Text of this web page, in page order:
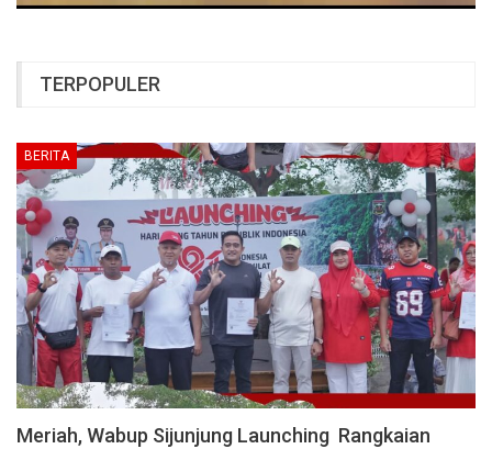
TERPOPULER
BERITA
Meriah, Wabup Sijunjung Launching Rangkaian